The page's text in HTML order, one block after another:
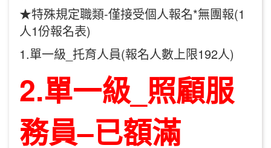
★特殊規定職類-僅接受個人報名*無團報(1
人1份報名表)
1.單一級_托育人員(報名人數上限192人)
2.單一級_ 照顧服
務員–已額滿